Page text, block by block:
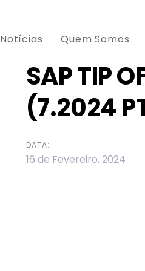
Notícias Quem Somos
SAP TIP
(7.2024
DATA:
16 de Fevereiro, 2024